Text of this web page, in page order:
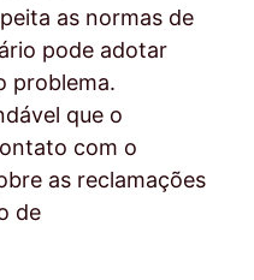
as normas de
pode adotar
problema.
que o
com o
as reclamações
de